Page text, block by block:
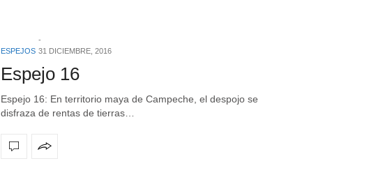
ESPEJOS 31 DICIEMBRE, 2016
Espejo 16
Espejo 16: En territorio maya de Campeche, el despojo se
disfraza de rentas de tierras…